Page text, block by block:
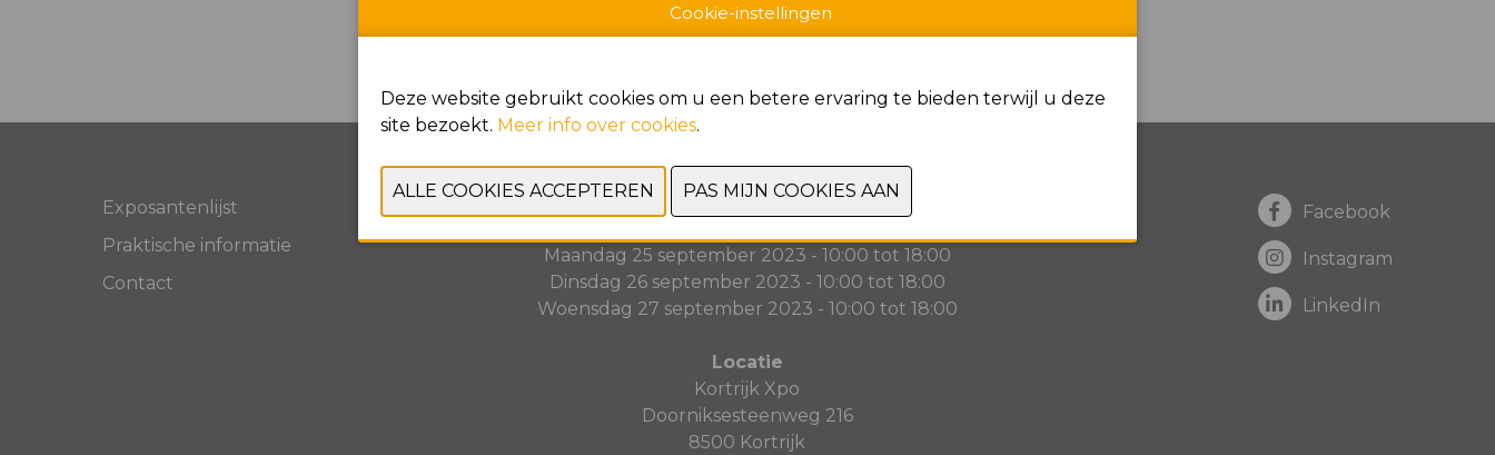
Exposantenlijst
Praktische informatie
Contact
Data & Openingsuren
Maandag 25 september 2023 - 10:00 tot 18:00
Dinsdag 26 september 2023 - 10:00 tot 18:00
Woensdag 27 september 2023 - 10:00 tot 18:00
Locatie
Kortrijk Xpo
Doorniksesteenweg 216
8500 Kortrijk
Facebook
Instagram
LinkedIn
Cookie-instellingen
Deze website gebruikt cookies om u een betere ervaring te bieden terwijl u deze
site bezoekt. Meer info over cookies.